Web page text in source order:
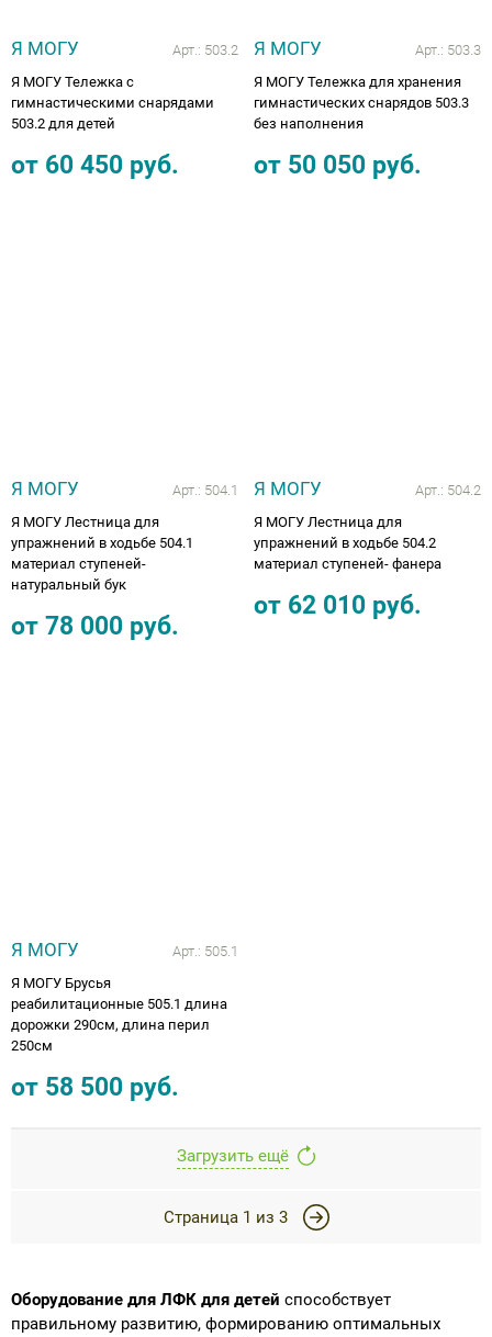
Я МОГУ Арт.: 503.2
Я МОГУ Тележка с
гимнастическими снарядами
503.2 для детей
от 60 450 руб.
Я МОГУ Арт.: 503.3
Я МОГУ Тележка для хранения
гимнастических снарядов 503.3
без наполнения
от 50 050 руб.
Я МОГУ Арт.: 504.1
Я МОГУ Лестница для
упражнений в ходьбе 504.1
материал ступеней-
натуральный бук
от 78 000 руб.
Я МОГУ Арт.: 504.2
Я МОГУ Лестница для
упражнений в ходьбе 504.2
материал ступеней- фанера
от 62 010 руб.
Я МОГУ Арт.: 505.1
Я МОГУ Брусья
реабилитационные 505.1 длина
дорожки 290см, длина перил
250см
от 58 500 руб.
Загрузить ещё
Страница 1 из 3
Оборудование для ЛФК для детей способствует
правильному развитию, формированию оптимальных